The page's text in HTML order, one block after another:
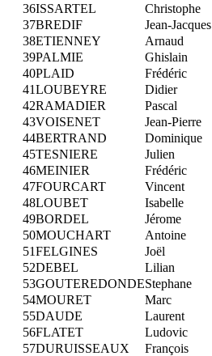
36ISSARTEL Christophe
37BREDIF Jean-Jacques
38ETIENNEY Arnaud
39PALMIE Ghislain
40PLAID Frédéric
41LOUBEYRE Didier
42RAMADIER Pascal
43VOISENET Jean-Pierre
44BERTRAND Dominique
45TESNIERE Julien
46MEINIER Frédéric
47FOURCART Vincent
48LOUBET Isabelle
49BORDEL Jérome
50MOUCHART Antoine
51FELGINES Joël
52DEBEL Lilian
53GOUTEREDONDEStephane
54MOURET Marc
55DAUDE Laurent
56FLATET Ludovic
57DURUISSEAUX François